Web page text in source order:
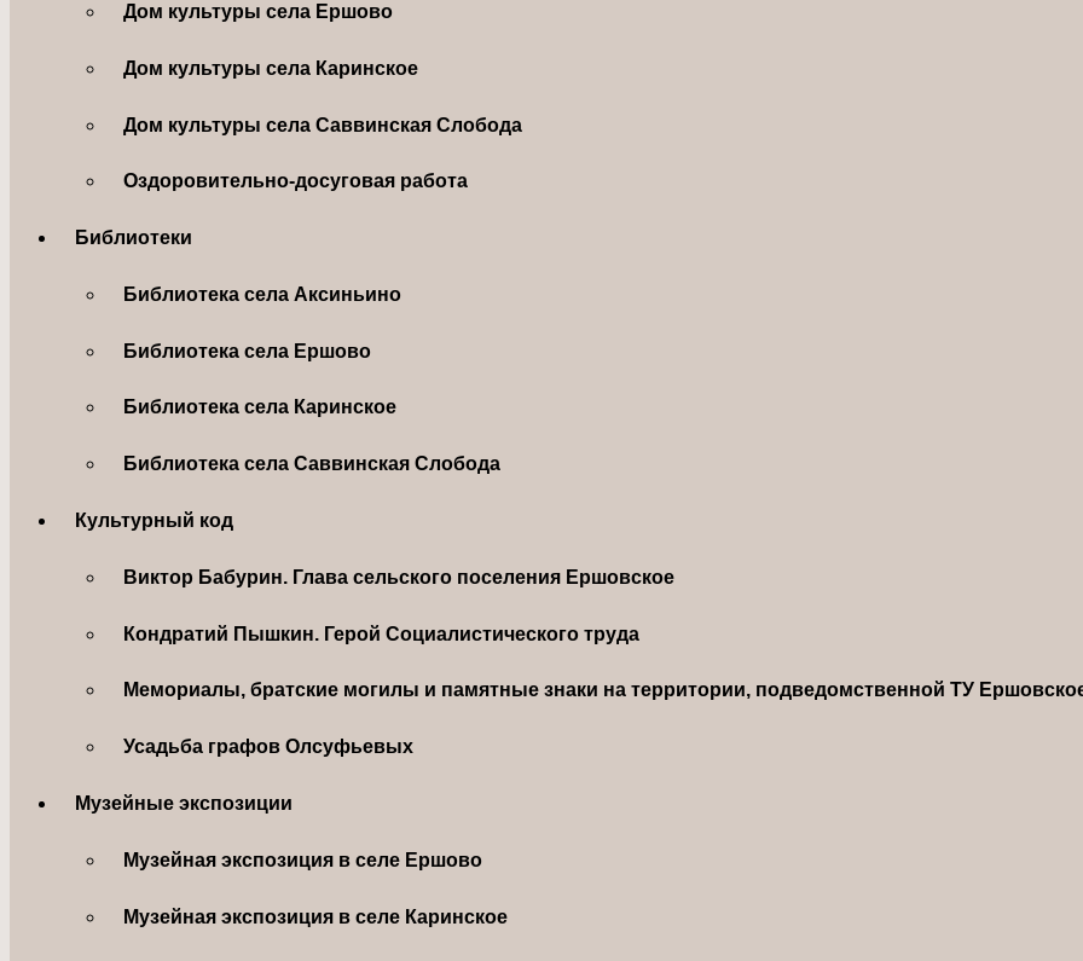
Дом культуры села Ершово
Дом культуры села Каринское
Дом культуры села Саввинская Слобода
Оздоровительно-досуговая работа
Библиотеки
Библиотека села Аксиньино
Библиотека села Ершово
Библиотека села Каринское
Библиотека села Саввинская Слобода
Культурный код
Виктор Бабурин. Глава сельского поселения Ершовское
Кондратий Пышкин. Герой Социалистического труда
Мемориалы, братские могилы и памятные знаки на территории, подведомственной ТУ
Усадьба графов Олсуфьевых
Музейные экспозиции
Музейная экспозиция в селе Ершово
Музейная экспозиция в селе Каринское